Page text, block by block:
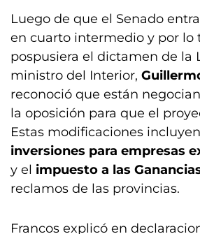
Luego de que el Senado
en cuarto intermedio y por lo
pospusiera el dictamen de la
ministro del Interior,
reconoció que están
la oposición para que el
Estas modificaciones
inversiones para empresas
y el impuesto a las
reclamos de las provincias.
Francos explicó en